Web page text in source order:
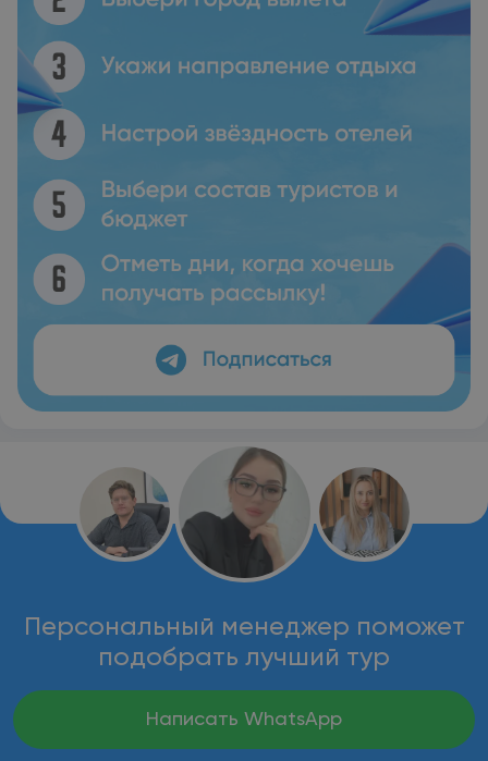
Персональный менеджер поможет
подобрать лучший тур
Написать WhatsApp